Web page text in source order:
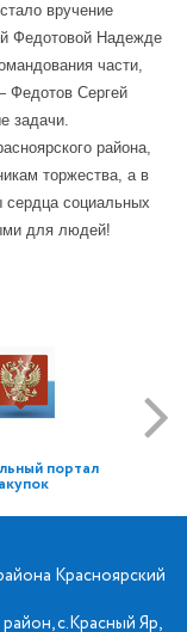
вручение
Федотовой Надежде
части,
Федотов Сергей
задачи.
района,
торжества, а в
социальных
для людей!
портал
Красноярский
с.Красный Яр,